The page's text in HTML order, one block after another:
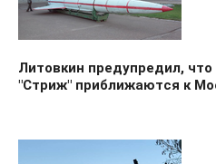
Литовкин предупредил,
"Стриж" приближаются к